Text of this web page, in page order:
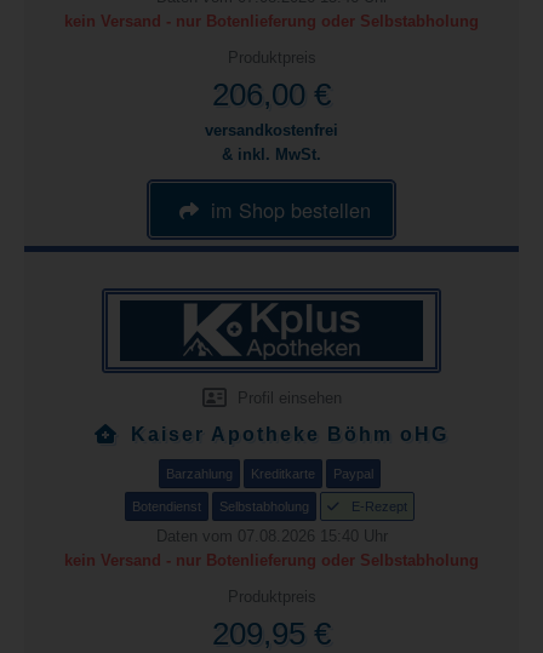
kein Versand - nur Botenlieferung oder Selbstabholung
Produktpreis
206,00 €
versandkostenfrei
& inkl. MwSt.
im Shop bestellen
Profil einsehen
Kaiser Apotheke Böhm oHG
Barzahlung Kreditkarte Paypal
Botendienst Selbstabholung E-Rezept
Daten vom 07.08.2026 15:40 Uhr
kein Versand - nur Botenlieferung oder Selbstabholung
Produktpreis
209,95 €